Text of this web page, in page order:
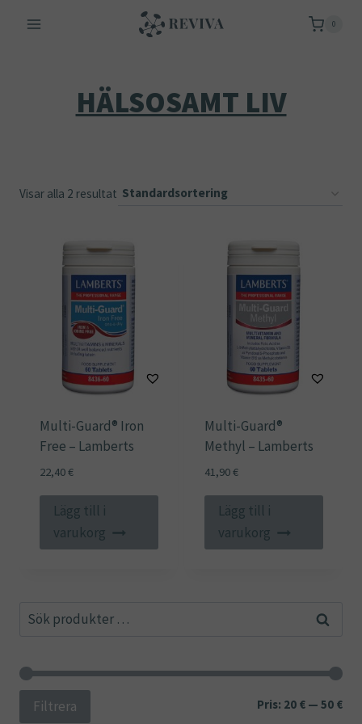
0
HÄLSOSAMT LIV
Visar alla 2 resultat
Multi-Guard® Iron
Free – Lamberts
22,40€
Lägg till i
varukorg
Multi-Guard®
Methyl – Lamberts
41,90€
Lägg till i
varukorg
Sök
Sök
Min
Filtrera Pris: 20 € — 50 €